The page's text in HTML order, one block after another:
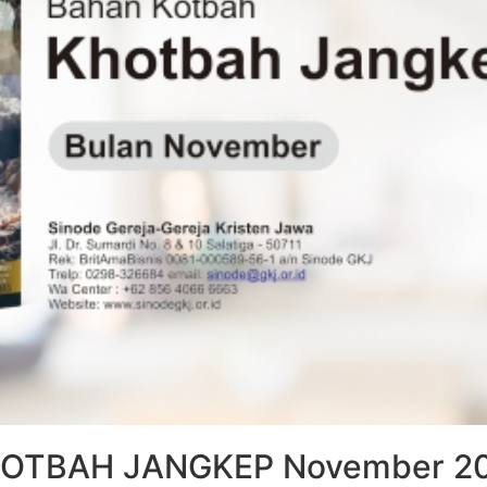
JANGKEP November